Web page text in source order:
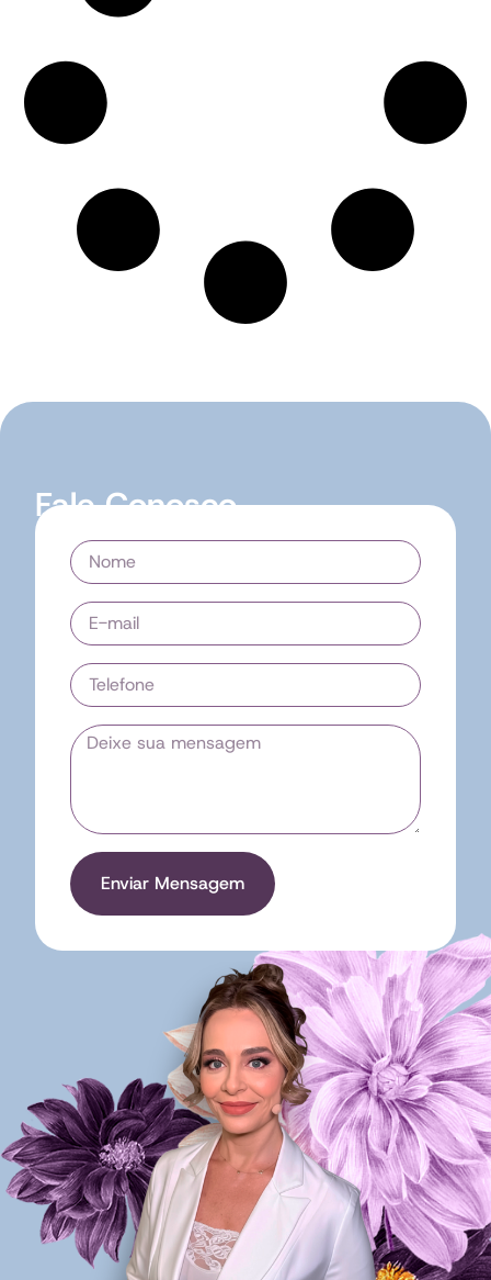
Fale Conosco
Enviar Mensagem